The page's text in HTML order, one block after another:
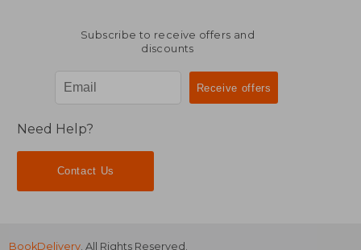
Subscribe to receive offers and
discounts
Need Help?
Contact Us
BookDelivery . All Rights Reserved.